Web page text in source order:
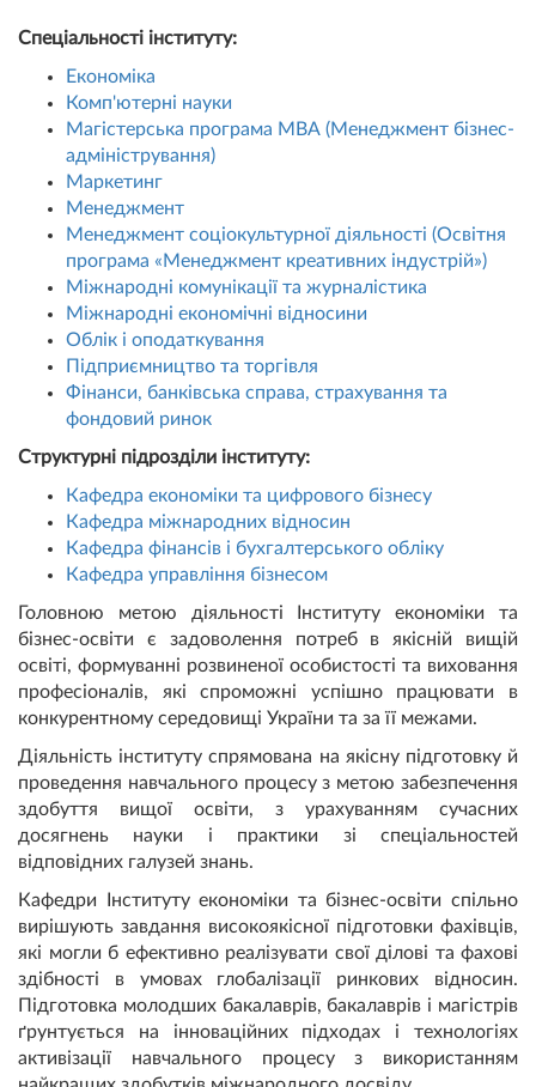
Спеціальності інституту:
Економіка
Комп'ютерні науки
Магістерська програма МВА (Менеджмент бізнес-
адміністрування)
Маркетинг
Менеджмент
Менеджмент соціокультурної діяльності (Освітня
програма «Менеджмент креативних індустрій»)
Міжнародні комунікації та журналістика
Міжнародні економічні відносини
Облік i оподаткування
Підприємництво та торгівля
Фінанси, банківська справа, страхування та
фондовий ринок
Cтруктурні підрозділи інституту:
Кафедра економіки та цифрового бізнесу
Кафедра міжнародних відносин
Кафедра фінансів і бухгалтерського обліку
Кафедра управління бізнесом
Головною метою діяльності Інституту економіки та
бізнес-освіти є задоволення потреб в якісній вищій
освіті, формуванні розвиненої особистості та виховання
професіоналів, які спроможні успішно працювати в
конкурентному середовищі України та за її межами.
Діяльність інституту спрямована на якісну підготовку й
проведення навчального процесу з метою забезпечення
здобуття вищої освіти, з урахуванням сучасних
досягнень науки і практики зі спеціальностей
відповідних галузей знань.
Кафедри Інституту економіки та бізнес-освіти спільно
вирішують завдання високоякісної підготовки фахівців,
які могли б ефективно реалізувати свої ділові та фахові
здібності в умовах глобалізації ринкових відносин.
Підготовка молодших бакалаврів, бакалаврів і магістрів
ґрунтується на інноваційних підходах і технологіях
активізації навчального процесу з використанням